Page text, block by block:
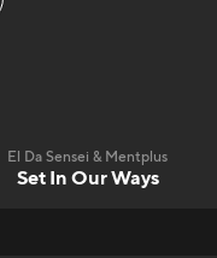
El Da Sensei & Mentplus
Set In Our Ways